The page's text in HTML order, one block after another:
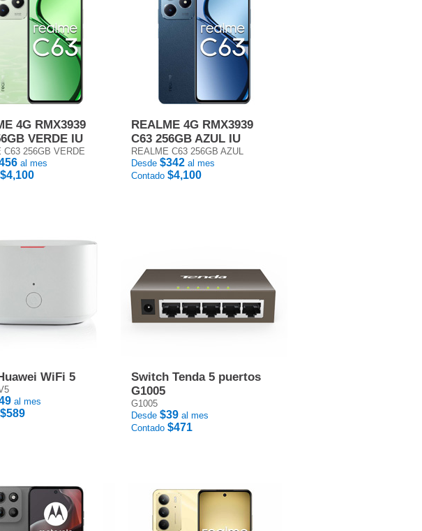
4G RMX3939
VERDE IU
C63 256GB VERDE
al mes
$4,100
REALME 4G RMX3939
C63 256GB AZUL IU
REALME C63 256GB AZUL
Desde $342 al mes
Contado $4,100
WiFi 5
al mes
$589
Switch Tenda 5 puertos
G1005
G1005
Desde $39 al mes
Contado $471